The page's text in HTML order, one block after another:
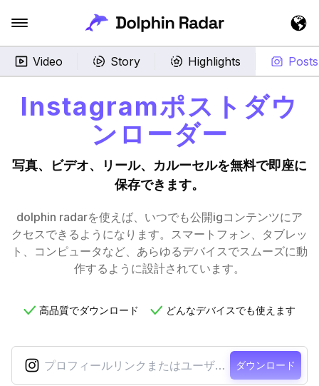
Video Story Highlights Posts
Instagramポストダウ
ンローダー
写真、ビデオ、リール、カルーセルを無料で即座に
保存できます。
dolphin radarを使えば、いつでも公開igコンテンツにア
クセスできるようになります。スマートフォン、タブレッ
ト、コンピュータなど、あらゆるデバイスでスムーズに動
作するように設計されています。
高品質でダウンロード どんなデバイスでも使えます
ダウンロード